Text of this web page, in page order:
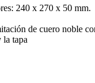
240 x 270 x 50 mm.
de cuero noble
la tapa